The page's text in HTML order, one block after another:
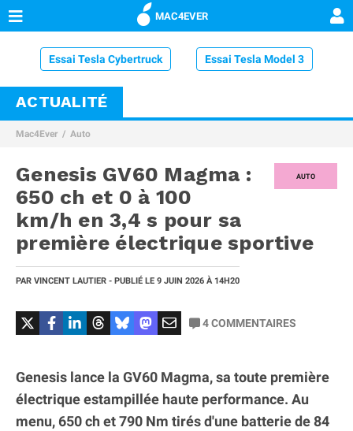
MAC4EVER
Essai Tesla Cybertruck Essai Tesla Model 3
Essai Volvo XC60
Essai Volkswagen ID.4
Essai BMW iX1 xDrive 30
ACTUALITÉ
Mac4Ever Auto
AUTO
Genesis GV60 Magma :
650 ch et 0 à 100
km/h en 3,4 s pour sa
première électrique sportive
PAR VINCENT LAUTIER - PUBLIÉ LE 9 JUIN 2026 À 14H20
4COMMENTAIRES
Genesis lance la GV60 Magma, sa toute première
électrique estampillée haute performance. Au
menu, 650 ch et 790 Nm tirés d'une batterie de 84